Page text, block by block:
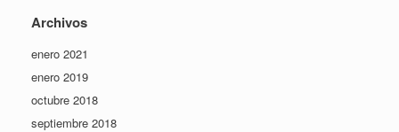
Archivos
enero 2021
enero 2019
octubre 2018
septiembre 2018